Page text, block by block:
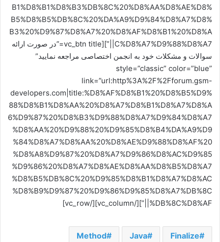
B1%D8%B1%D8%B3%DB%8C%20%D8%AA%D8%AE%D8%
B5%D8%B5%DB%8C%20%DA%A9%D9%84%D8%A7%D8%
B3%20%D9%87%D8%A7%20%D8%AF%D8%B1%20%D8%A
C%D8%A7%D9%88%D8%A7||”][vc_btn title=”در صورت ارائه
سوالات و مشکلات خود به انجمن اختصاصی مراجعه نمایید”
style=”classic” color=”blue”
link=”url:http%3A%2F%2Fforum.gsm-
developers.com|title:%D8%AF%D8%B1%20%D8%B5%D9%
88%D8%B1%D8%AA%20%D8%A7%D8%B1%D8%A7%D8%A
6%D9%87%20%D8%B3%D9%88%D8%A7%D9%84%D8%A7
%D8%AA%20%D9%88%20%D9%85%D8%B4%DA%A9%D9
%84%D8%A7%D8%AA%20%D8%AE%D9%88%D8%AF%20
%D8%A8%D9%87%20%D8%A7%D9%86%D8%AC%D9%85
%D9%86%20%D8%A7%D8%AE%D8%AA%D8%B5%D8%A7
%D8%B5%DB%8C%20%D9%85%D8%B1%D8%A7%D8%AC
%D8%B9%D9%87%20%D9%86%D9%85%D8%A7%DB%8C
%DB%8C%D8%AF||”][/vc_column][/vc_row]
Finalize
Java
Method